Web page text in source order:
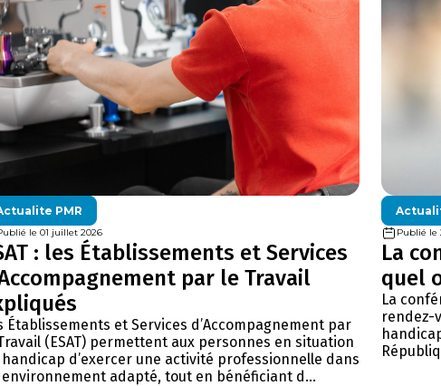
PMR
le 01 juillet 2026
: les Établissements et Services
par le Travail
Établissements et Services d’Accompagnement par
(ESAT) permettent aux personnes en situation
d’exercer une activité professionnelle dans
environnement adapté, tout en bénéficiant d...
Publié le
La
quel
La
rendez-